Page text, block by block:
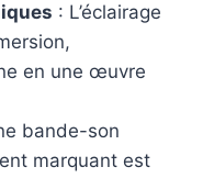
: L’éclairage
en une œuvre
bande-son
marquant est